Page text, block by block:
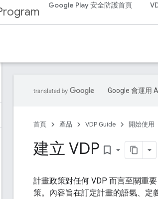
Google Play 安全防護首頁
Google 會運用
首頁 產品 VDP Guide 開始使用
建立 VDP bookmark_border
計畫政策對任何 VDP 而言至關重
策。內容旨在訂定計畫的語氣、定